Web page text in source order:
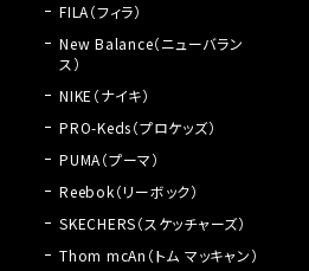
FILA（フィラ）
New Balance（ニューバラン
ス）
NIKE（ナイキ）
PRO-Keds（プロケッズ）
PUMA（プーマ）
Reebok（リーボック）
SKECHERS（スケッチャーズ）
Thom mcAn（トム マッキャン）